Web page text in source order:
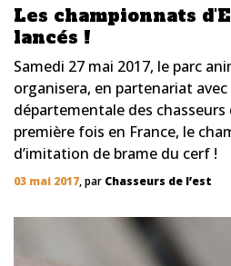
Les championnats
lancés !
Samedi 27 mai 2017, le parc
organisera, en partenariat
départementale des chasseurs
première fois en France, le
d’imitation de brame du cerf !
03 mai 2017, par Chasseurs de l’est